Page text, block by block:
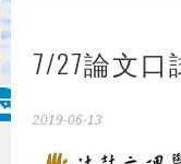
7/27論文
2019-06-13